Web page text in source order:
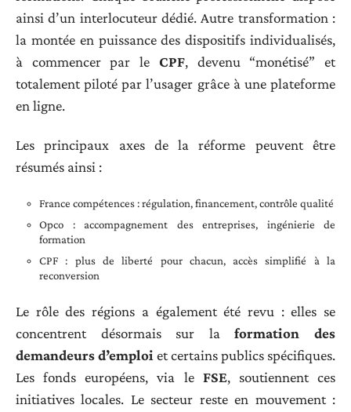
ainsi d’un interlocuteur dédié. Autre transformation :
la montée en puissance des dispositifs individualisés,
à commencer par le CPF, devenu “monétisé” et
totalement piloté par l’usager grâce à une plateforme
en ligne.
Les principaux axes de la réforme peuvent être
résumés ainsi :
France compétences : régulation, financement, contrôle qualité
Opco : accompagnement des entreprises, ingénierie de
formation
CPF : plus de liberté pour chacun, accès simplifié à la
reconversion
Le rôle des régions a également été revu : elles se
concentrent désormais sur laformation des
demandeurs d’emploiet certains publics spécifiques.
Les fonds européens, via le FSE, soutiennent ces
initiatives locales. Le secteur reste en mouvement :